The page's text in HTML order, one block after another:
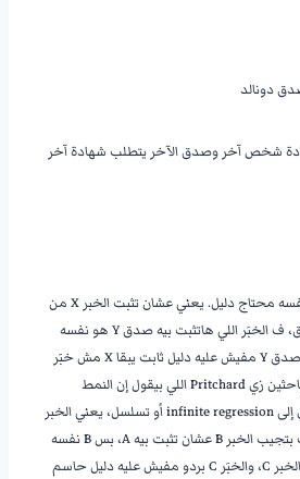
شخص آخر وصدق الآخر يتطلب شهادة آخر
المُشكله إن كل خبَر هنا هو نفسه محتاج دليل. يعني عشان تثبت الخبر X من
خلال إثبات إن المُخبر Y صادق، ف الخبَر اللي هاتثبت بيه صدق Y هو نفسه
محتاجه تسويغ أو دليل، ولو صدق Y مفيش عليه دليل ثابت يبقا X مش خبَر
ثابت. المُشكله دي بينبه ليها باحثين زي Pritchard اللي بيقول إن النمط
المعرفي ده بالضّروره هايؤدي إلى infinite regression أو تسلسل، يعني الخبر
A مفيش عليه دليل حاسم ف بتجيب الخبر B عشان تثبت بيه A، بس B نفسه
مفيش عليه دليل حاسم غير الخبر C، والخبَر C بردو مفيش عليه دليل حاسم